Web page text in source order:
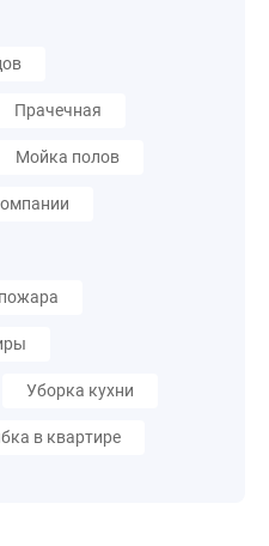
Прачечная
Мойка полов
Уборка кухни
в квартире